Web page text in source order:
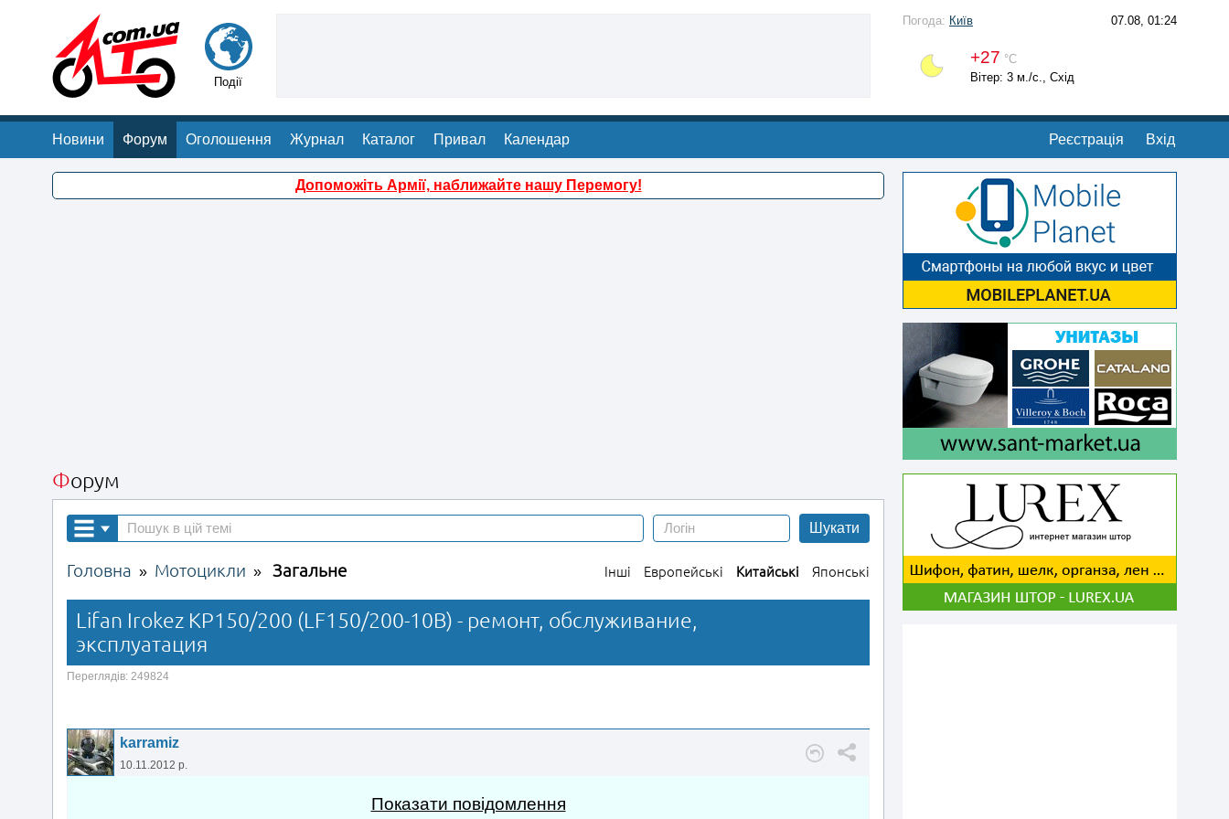
Події
Погода: Київ 07.08, 01:24
+27 °С
Вітер: 3 м./с., Схід
Новини Форум Оголошення Журнал Каталог Привал Календар Реєстрація Вхід
Допоможіть Армії, наближайте нашу Перемогу!
Форум
Шукати
Головна » Мотоцикли » Загальне Інші Европейські Китайські Японські
Lifan Irokez KP150/200 (LF150/200-10B) - ремонт, обслуживание,
эксплуатация
Переглядів: 249824
karramiz
10.11.2012 р.
Показати повідомлення